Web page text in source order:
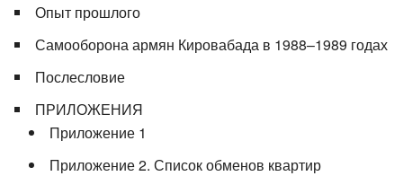
Опыт прошлого
Самооборона армян Кировабада в 1988–1989 годах
Послесловие
ПРИЛОЖЕНИЯ
Приложение 1
Приложение 2. Список обменов квартир